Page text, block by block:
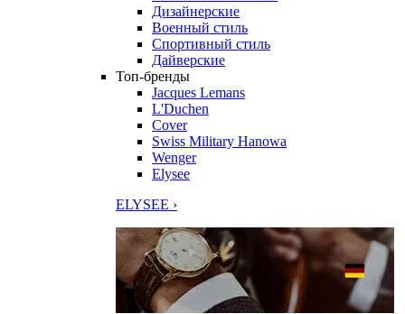
Дизайнерские
Военный стиль
Спортивный стиль
Дайверские
Топ-бренды
Jacques Lemans
L'Duchen
Cover
Swiss Military Hanowa
Wenger
Elysee
ELYSEE ›